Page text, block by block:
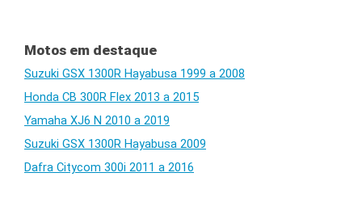
Motos em destaque
Suzuki GSX 1300R Hayabusa 1999 a 2008
Honda CB 300R Flex 2013 a 2015
Yamaha XJ6 N 2010 a 2019
Suzuki GSX 1300R Hayabusa 2009
Dafra Citycom 300i 2011 a 2016